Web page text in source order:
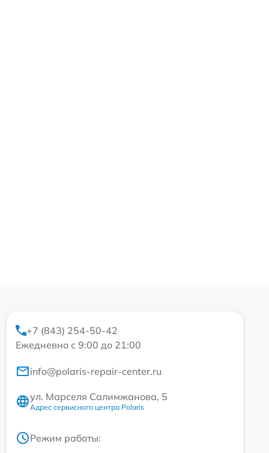
+7 (843) 254-50-42
Ежедневно с 9:00 до 21:00
info@polaris-repair-center.ru
ул. Марселя Салимжанова, 5
Адрес сервисного центра Polaris
Режим работы: